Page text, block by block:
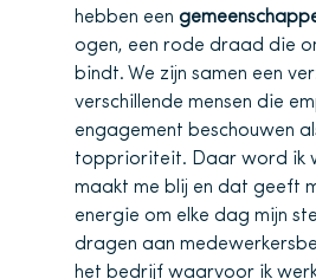
hebben een
ogen, een rode draad die
bindt. We zijn samen een
verschillende mensen die
engagement beschouwen
topprioriteit. Daar word ik
maakt me blij en dat geeft
energie om elke dag mijn
dragen aan
het bedrijf waarvoor ik